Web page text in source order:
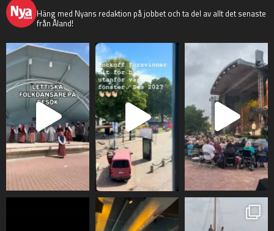
Häng med Nyans redaktion på jobbet och ta del av allt det senaste
från Åland!